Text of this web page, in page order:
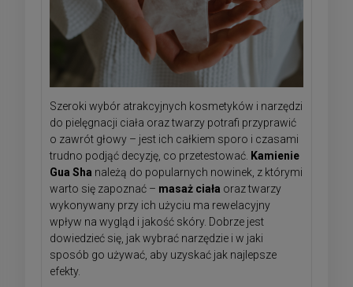
Szeroki wybór atrakcyjnych kosmetyków i narzędzi
do pielęgnacji ciała oraz twarzy potrafi przyprawić
o zawrót głowy – jest ich całkiem sporo i czasami
trudno podjąć decyzję, co przetestować. Kamienie
Gua Sha należą do popularnych nowinek, z którymi
warto się zapoznać – masaż ciała oraz twarzy
wykonywany przy ich użyciu ma rewelacyjny
wpływ na wygląd i jakość skóry. Dobrze jest
dowiedzieć się, jak wybrać narzędzie i w jaki
sposób go używać, aby uzyskać jak najlepsze
efekty.